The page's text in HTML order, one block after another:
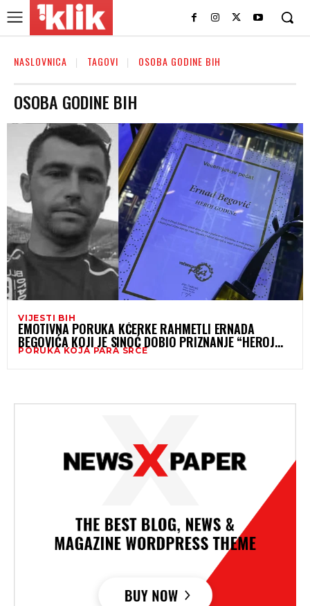
NASLOVNICA TAGOVI OSOBA GODINE BIH
OSOBA GODINE BIH
VIJESTI BIH
EMOTIVNA PORUKA KĆERKE RAHMETLI ERNADA
BEGOVIĆA KOJI JE SINOĆ DOBIO PRIZNANJE “HEROJ
GODINE”
PORUKA KOJA PARA SRCE